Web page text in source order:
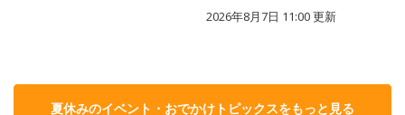
2026年8月7日 11:00更新
夏休みのイベント・おでかけトピックスをもっと見る